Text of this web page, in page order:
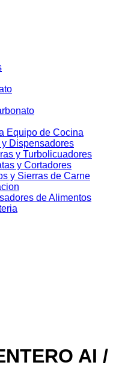
Equipo de Cocina
Dispensadores
y Turbolicuadores
y Cortadores
y Sierras de Carne
de Alimentos
AI /